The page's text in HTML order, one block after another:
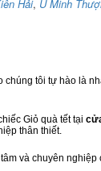
Hải, U Minh
tôi tự hào là
Giỏ quà tết tại
thân thiết.
và chuyên nghiệp